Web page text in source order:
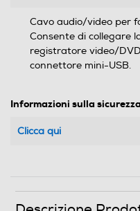
Cavo audio/video per
Consente di collegare
registratore video/
connettore mini-USB.
Informazioni sulla
Clicca qui